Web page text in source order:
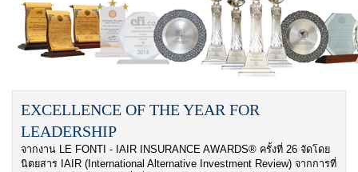
EXCELLENCE OF THE YEAR FOR
LEADERSHIP
จากงาน LE FONTI - IAIR INSURANCE AWARDS® ครั้งที่ 26 จัดโดย
นิตยสาร IAIR (International Alternative Investment Review) จากการที่